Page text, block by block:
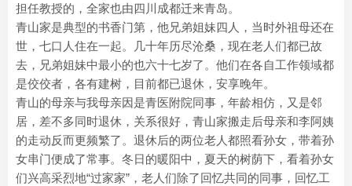
担任教授的，全家也由四川成都迁来青岛。
青山家是典型的书香门第，他兄弟姐妹四人，当时外祖母还在
世，七口人住在一起。几十年历尽沧桑，现在老人们都已故
去，兄弟姐妹中最小的也六十七岁了。他们在各自工作领域都
是佼佼者，各有建树，目前都已退休，安享晚年。
青山的母亲与我母亲因是青医附院同事，年龄相仿，又是邻
居，差不多同时退休，关系很好，青山家搬走后母亲和李阿姨
的走动反而更频繁了。退休后的两位老人都照看孙女，带着孙
女串门便成了常事。冬日的暖阳中，夏天的树荫下，看着孙女
们兴高采烈地“过家家”，老人们除了回忆共同的同事，回忆工